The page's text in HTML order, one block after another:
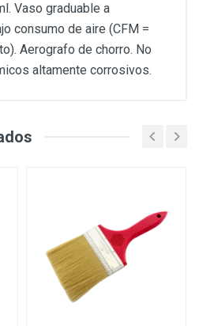
Vaso graduable a
consumo de aire (CFM =
Aerografo de chorro. No
altamente corrosivos.